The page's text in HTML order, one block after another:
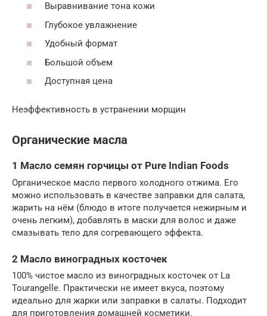
Выравнивание тона кожи
Глубокое увлажнение
Удобный формат
Большой объем
Доступная цена
Неэффективность в устранении морщин
Органические масла
1 Масло семян горчицы от Pure Indian Foods
Органическое масло первого холодного отжима. Его
можно использовать в качестве заправки для салата,
жарить на нём (блюдо в итоге получается нежирным и
очень легким), добавлять в маски для волос и даже
смазывать тело для согревающего эффекта.
2 Масло виноградных косточек
100% чистое масло из виноградных косточек от La
Tourangelle. Практически не имеет вкуса, поэтому
идеально для жарки или заправки в салаты. Подходит
для приготовления домашней косметики.